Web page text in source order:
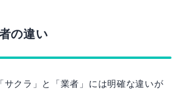
の違い
サクラ」と「業者」には明確な違いが